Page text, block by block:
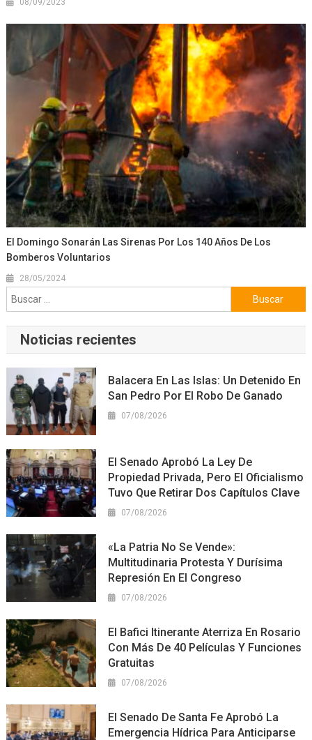
08/09/2023
El Domingo Sonarán Las Sirenas Por Los 140 Años De Los
Bomberos Voluntarios
28/05/2024
Buscar:
Noticias recientes
Balacera En Las Islas: Un Detenido En
San Pedro Por El Robo De Ganado
07/08/2026
El Senado Aprobó La Ley De
Propiedad Privada, Pero El Oficialismo
Tuvo Que Retirar Dos Capítulos Clave
07/08/2026
«La Patria No Se Vende»:
Multitudinaria Protesta Y Durísima
Represión En El Congreso
07/08/2026
El Bafici Itinerante Aterriza En Rosario
Con Más De 40 Películas Y Funciones
Gratuitas
07/08/2026
El Senado De Santa Fe Aprobó La
Emergencia Hídrica Para Anticiparse